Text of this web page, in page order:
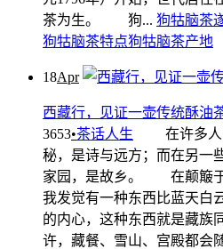
茶为生。 狗... 狗牯脑茶
狗牯脑茶特点狗牯脑茶产地
18Apr
西藏行，见证一壶传统酥油
3653•茶话人生
在许多人
秘，是诗与远方；而在另一
家园，是故乡。 在颠簸于
我发觉有一种东西比蓝天白
的内心，这种东西就是藏
许，藏餐、雪山、宫殿都会